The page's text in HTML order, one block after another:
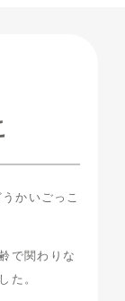
かいごっこ
で関わりな
た。